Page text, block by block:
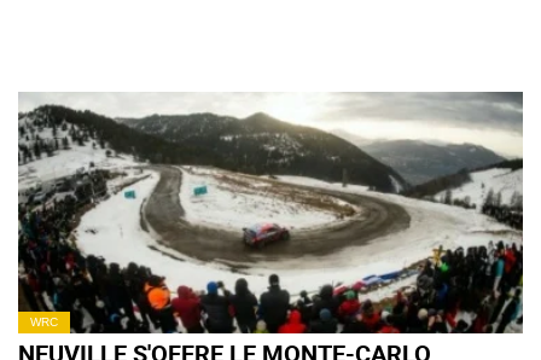
WRC
NEUVILLE S'OFFRE LE MONTE-CARLO